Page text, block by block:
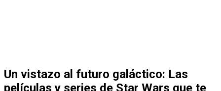
Un vistazo al futuro galáctico: Las
películas y series de Star Wars que te